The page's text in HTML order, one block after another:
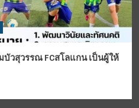
วสุวรรณ FCสโลแกน เป็นผู้ให้